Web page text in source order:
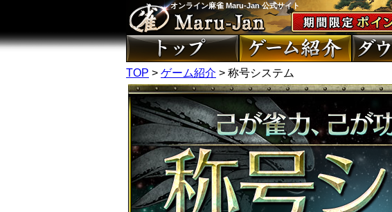
オンライン麻雀 Maru-Jan 公式サイト
TOP > ゲーム紹介 > 称号システム